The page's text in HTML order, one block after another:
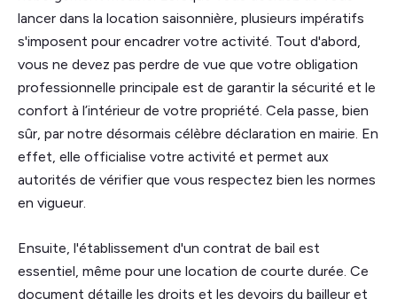
lancer dans la location saisonnière, plusieurs impératifs
s'imposent pour encadrer votre activité. Tout d'abord,
vous ne devez pas perdre de vue que votre obligation
professionnelle principale est de garantir la sécurité et le
confort à l’intérieur de votre propriété. Cela passe, bien
sûr, par notre désormais célèbre déclaration en mairie. En
effet, elle officialise votre activité et permet aux
autorités de vérifier que vous respectez bien les normes
en vigueur.
Ensuite, l'établissement d'un contrat de bail est
essentiel, même pour une location de courte durée. Ce
document détaille les droits et les devoirs du bailleur et